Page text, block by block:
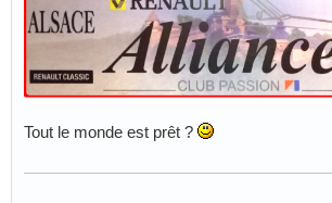
Tout le monde est prêt ?